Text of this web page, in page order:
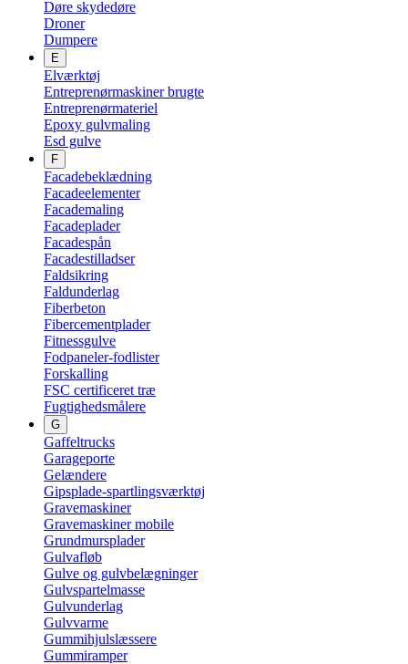
Døre skydedøre
Droner
Dumpere
E
Elværktøj
Entreprenørmaskiner brugte
Entreprenørmateriel
Epoxy gulvmaling
Esd gulve
F
Facadebeklædning
Facadeelementer
Facademaling
Facadeplader
Facadespån
Facadestilladser
Faldsikring
Faldunderlag
Fiberbeton
Fibercementplader
Fitnessgulve
Fodpaneler-fodlister
Forskalling
FSC certificeret træ
Fugtighedsmålere
G
Gaffeltrucks
Garageporte
Gelændere
Gipsplade-spartlingsværktøj
Gravemaskiner
Gravemaskiner mobile
Grundmursplader
Gulvafløb
Gulve og gulvbelægninger
Gulvspartelmasse
Gulvunderlag
Gulvvarme
Gummihjulslæssere
Gummiramper